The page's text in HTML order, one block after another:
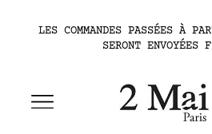
LES COMMANDES PASSÉES À
SERONT ENVOYÉES